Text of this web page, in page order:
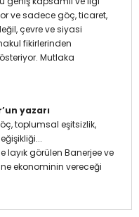
ve sadece göç, ticaret,
çevre ve siyasi
fikirlerinden
Mutlaka
yazarı
toplumsal eşitsizlik,
layık görülen Banerjee ve
ekonominin vereceği